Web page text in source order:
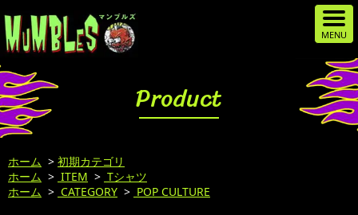
Product
ホーム > 初期カテゴリ
ホーム > ITEM > Tシャツ
ホーム > CATEGORY > POP CULTURE